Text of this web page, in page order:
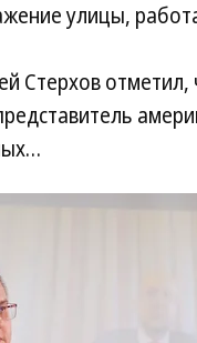
улицы,
Стерхов